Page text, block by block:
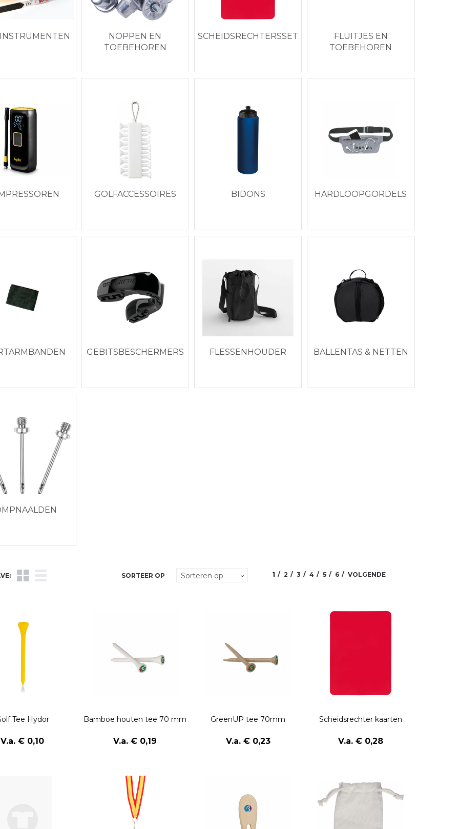
NOPPEN EN
TOEBEHOREN
SCHEIDSRECHTERSSET
FLUITJES EN
TOEBEHOREN
GOLFACCESSOIRES BIDONS HARDLOOPGORDELS
GEBITSBESCHERMERS FLESSENHOUDER BALLENTAS & NETTEN
SORTEER OP 1 2 3 4 5 6 VOLGENDE
Tee Hydor
V.a. € 0,10
Bamboe houten tee 70 mm
V.a. € 0,19
GreenUP tee 70mm
V.a. € 0,23
Scheidsrechter kaarten
V.a. € 0,28